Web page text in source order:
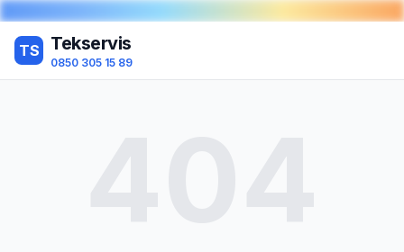
TS Tekservis
0850 305 15 89